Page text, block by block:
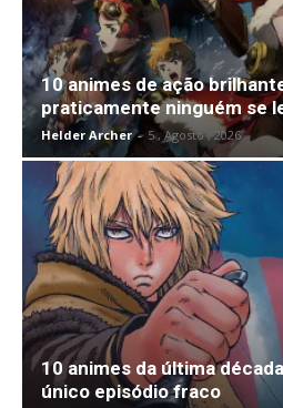
10 animes de ação
praticamente ninguém se
Helder Archer - 5 , Agosto , 2026
10 animes da última
único episódio fraco